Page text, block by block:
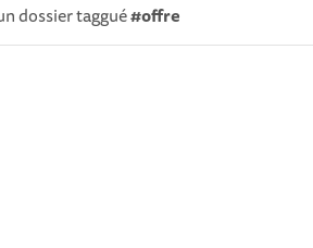
dossier taggué#offre